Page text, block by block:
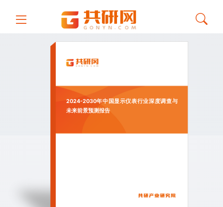
2024-2030年中国显示仪表行业深度调查与
未来前景预测报告